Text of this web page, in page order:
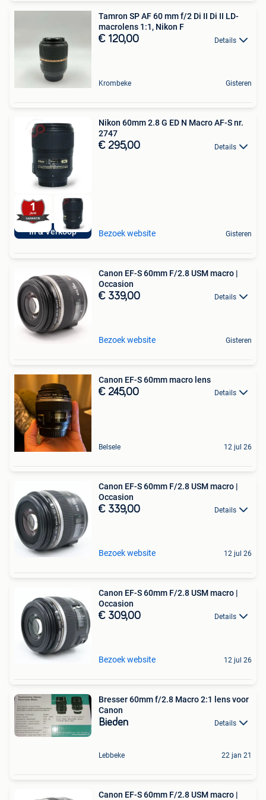
Tamron SP AF 60 mm f/2 Di II Di II LD-
macrolens 1:1, Nikon F
€ 120,00 Details
Krombeke Gisteren
In & Verkoop
Nikon 60mm 2.8 G ED N Macro AF-S nr.
2747
€ 295,00 Details
Bezoek website Gisteren
Canon EF-S 60mm F/2.8 USM macro |
Occasion
€ 339,00 Details
Bezoek website Gisteren
Canon EF-S 60mm macro lens
€ 245,00 Details
Belsele 12 jul 26
Canon EF-S 60mm F/2.8 USM macro |
Occasion
€ 339,00 Details
Bezoek website 12 jul 26
Canon EF-S 60mm F/2.8 USM macro |
Occasion
€ 309,00 Details
Bezoek website 12 jul 26
Bresser 60mm f/2.8 Macro 2:1 lens voor
Canon
Bieden Details
Lebbeke 22 jan 21
Canon EF-S 60mm F/2.8 USM macro |